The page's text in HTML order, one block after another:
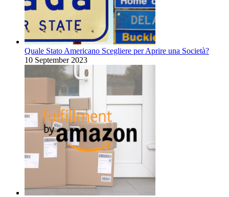
Quale Stato Americano Scegliere per Aprire una Società?
10 September 2023